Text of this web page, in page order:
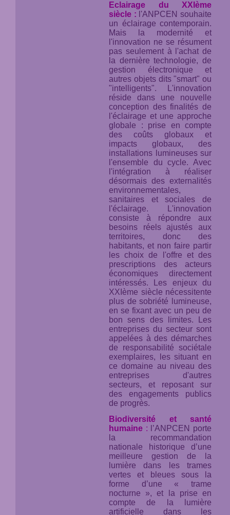
Eclairage du XXIème
siècle : l'ANPCEN souhaite
un éclairage contemporain.
Mais la modernité et
l'innovation ne se résument
pas seulement à l'achat de
la dernière technologie, de
gestion électronique et
autres objets dits "smart" ou
"intelligents". L'innovation
réside dans une nouvelle
conception des finalités de
l'éclairage et une approche
globale : prise en compte
des coûts globaux et
impacts globaux, des
installations lumineuses sur
l'ensemble du cycle. Avec
l'intégration à réaliser
désormais des externalités
environnementales,
sanitaires et sociales de
l'éclairage. L'innovation
consiste à répondre aux
besoins réels ajustés aux
territoires, donc des
habitants, et non faire partir
les choix de l'offre et des
prescriptions des acteurs
économiques directement
intéressés. Les enjeux du
XXIème siècle nécessitente
plus de sobriété lumineuse,
en se fixant avec un peu de
bon sens des limites. Les
entreprises du secteur sont
appelées à des démarches
de responsabilité sociétale
exemplaires, les situant en
ce domaine au niveau des
entreprises d'autres
secteurs, et reposant sur
des engagements publics
de progrès.
Biodiversité et santé
humaine : l’ANPCEN porte
la recommandation
nationale historique d’une
meilleure gestion de la
lumière dans les trames
vertes et bleues sous la
forme d’une « trame
nocturne », et la prise en
compte de la lumière
artificielle dans les